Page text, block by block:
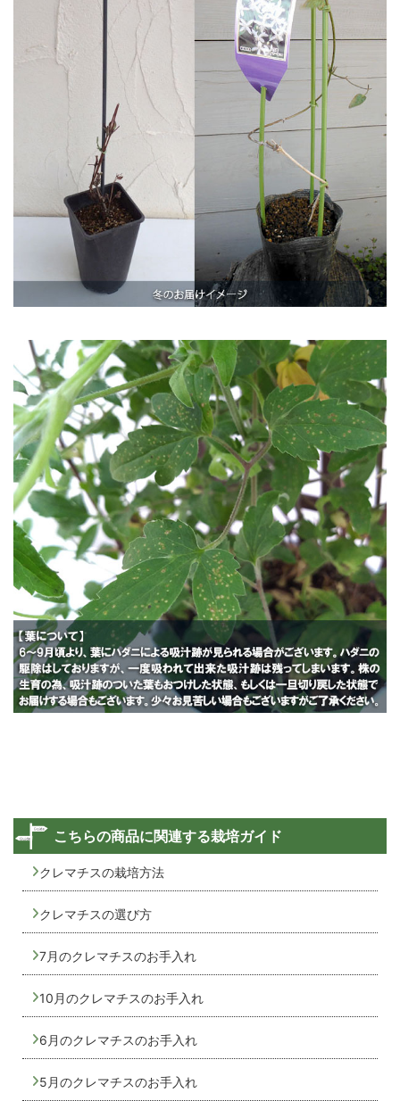
こちらの商品に関連する栽培ガイド
クレマチスの栽培方法
クレマチスの選び方
7月のクレマチスのお手入れ
10月のクレマチスのお手入れ
6月のクレマチスのお手入れ
5月のクレマチスのお手入れ